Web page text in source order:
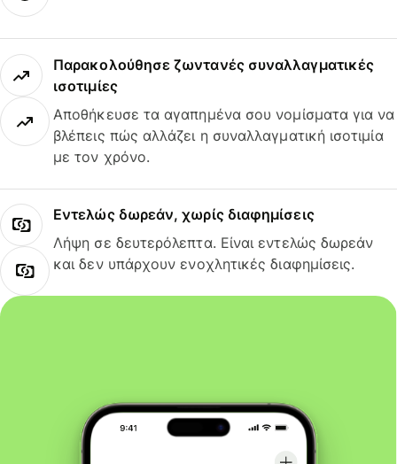
Παρακολούθησε ζωντανές συναλλαγματικές
ισοτιμίες
Αποθήκευσε τα αγαπημένα σου νομίσματα για να
βλέπεις πώς αλλάζει η συναλλαγματική ισοτιμία
με τον χρόνο.
Εντελώς δωρεάν, χωρίς διαφημίσεις
Λήψη σε δευτερόλεπτα. Είναι εντελώς δωρεάν
και δεν υπάρχουν ενοχλητικές διαφημίσεις.